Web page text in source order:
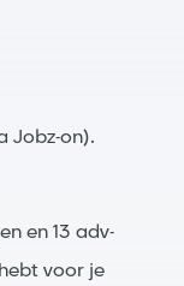
Jobz-on).
en 13 adv-
voor je